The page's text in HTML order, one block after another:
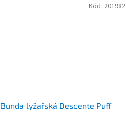
Bunda lyžařská Descente Puff
Kód: 201982